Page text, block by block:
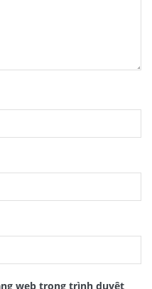
web trong trình duyệt